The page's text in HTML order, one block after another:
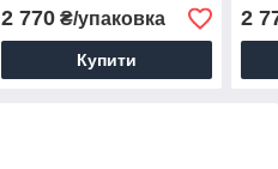
2 770₴/упаковка
Купити
2